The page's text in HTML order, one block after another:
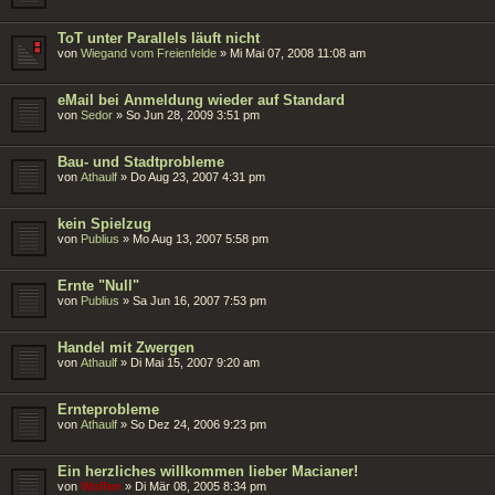
ToT unter Parallels läuft nicht
von Wiegand vom Freienfelde » Mi Mai 07, 2008 11:08 am
eMail bei Anmeldung wieder auf Standard
von Sedor » So Jun 28, 2009 3:51 pm
Bau- und Stadtprobleme
von Athaulf » Do Aug 23, 2007 4:31 pm
kein Spielzug
von Publius » Mo Aug 13, 2007 5:58 pm
Ernte "Null"
von Publius » Sa Jun 16, 2007 7:53 pm
Handel mit Zwergen
von Athaulf » Di Mai 15, 2007 9:20 am
Ernteprobleme
von Athaulf » So Dez 24, 2006 9:23 pm
Ein herzliches willkommen lieber Macianer!
von Wolfen » Di Mär 08, 2005 8:34 pm